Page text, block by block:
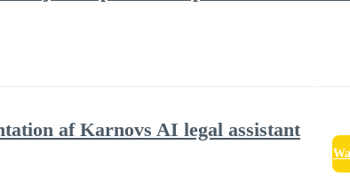
af Karnovs AI legal assistant